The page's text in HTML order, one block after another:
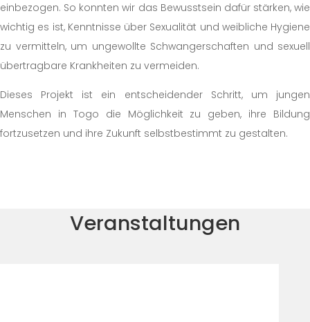
einbezogen. So konnten wir das Bewusstsein dafür stärken, wie
wichtig es ist, Kenntnisse über Sexualität und weibliche Hygiene
zu vermitteln, um ungewollte Schwangerschaften und sexuell
übertragbare Krankheiten zu vermeiden.
Dieses Projekt ist ein entscheidender Schritt, um jungen
Menschen in Togo die Möglichkeit zu geben, ihre Bildung
fortzusetzen und ihre Zukunft selbstbestimmt zu gestalten.
Veranstaltungen